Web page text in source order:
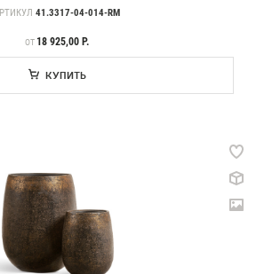
41.3317-04-014-RM
ЦЕНА
ОТ 18 925,00 Р.
КУПИТЬ